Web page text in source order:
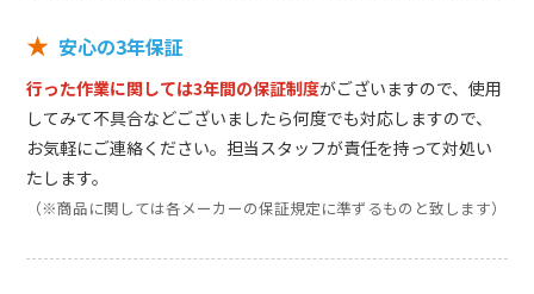
★ 安心の3年保証
行った作業に関しては3年間の保証制度がございますので、使用
してみて不具合などございましたら何度でも対応しますので、
お気軽にご連絡ください。担当スタッフが責任を持って対処い
たします。
（※商品に関しては各メーカーの保証規定に準ずるものと致します）